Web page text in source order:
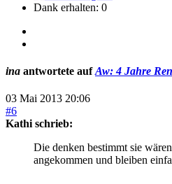
Dank erhalten: 0
ina antwortete aufAw: 4 Jahre
03 Mai 2013 20:06
#6
Kathi schrieb:
Die denken bestimmt sie
angekommen und bleiben